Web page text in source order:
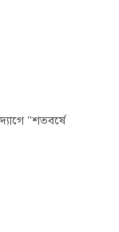
"শতবর্ষে